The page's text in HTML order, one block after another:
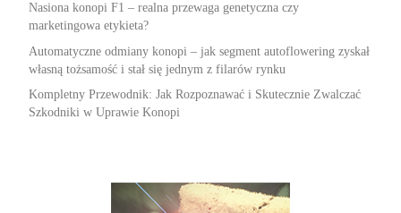
Nasiona konopi F1 – realna przewaga genetyczna czy
marketingowa etykieta?
Automatyczne odmiany konopi – jak segment autoflowering zyskał
własną tożsamość i stał się jednym z filarów rynku
Kompletny Przewodnik: Jak Rozpoznawać i Skutecznie Zwalczać
Szkodniki w Uprawie Konopi